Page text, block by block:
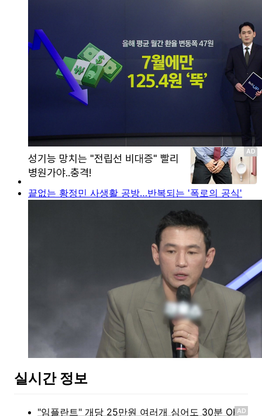
끝없는 황정민 사생활 공방…반복되는 '폭로의 공식'
실시간 정보
AD